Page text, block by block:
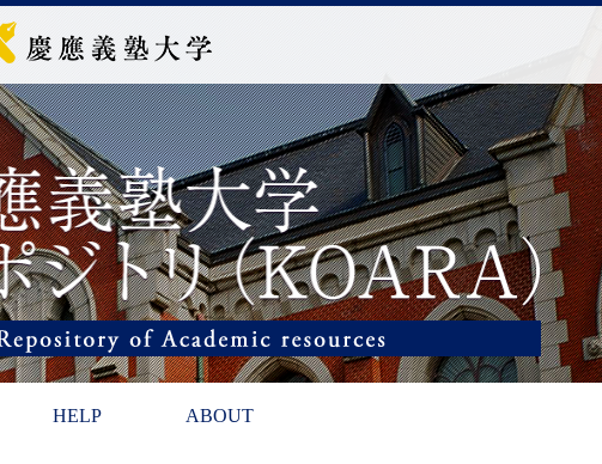
HELP ABOUT